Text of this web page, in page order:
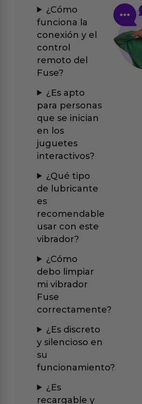
¿Cómo
funciona la
conexión y el
control
remoto del
Fuse?
¿Es apto
para personas
que se inician
en los
juguetes
interactivos?
¿Qué tipo
de lubricante
es
recomendable
usar con este
vibrador?
¿Cómo
debo limpiar
mi vibrador
Fuse
correctamente?
¿Es discreto
y silencioso en
su
funcionamiento?
¿Es
recargable y